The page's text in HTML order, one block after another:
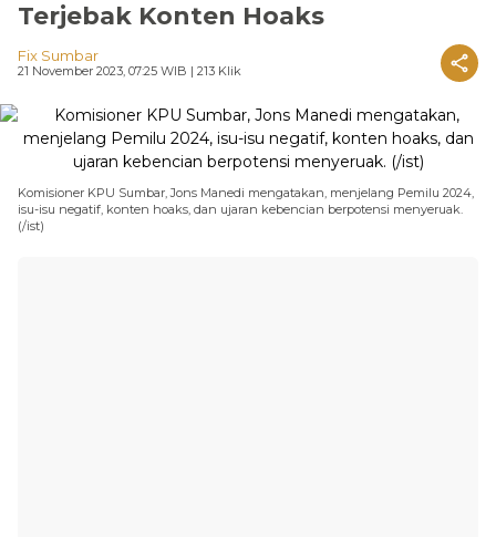
Terjebak Konten Hoaks
Fix Sumbar
21 November 2023, 07:25 WIB | 213 Klik
Komisioner KPU Sumbar, Jons Manedi mengatakan, menjelang Pemilu 2024,
isu-isu negatif, konten hoaks, dan ujaran kebencian berpotensi menyeruak.
(/ist)